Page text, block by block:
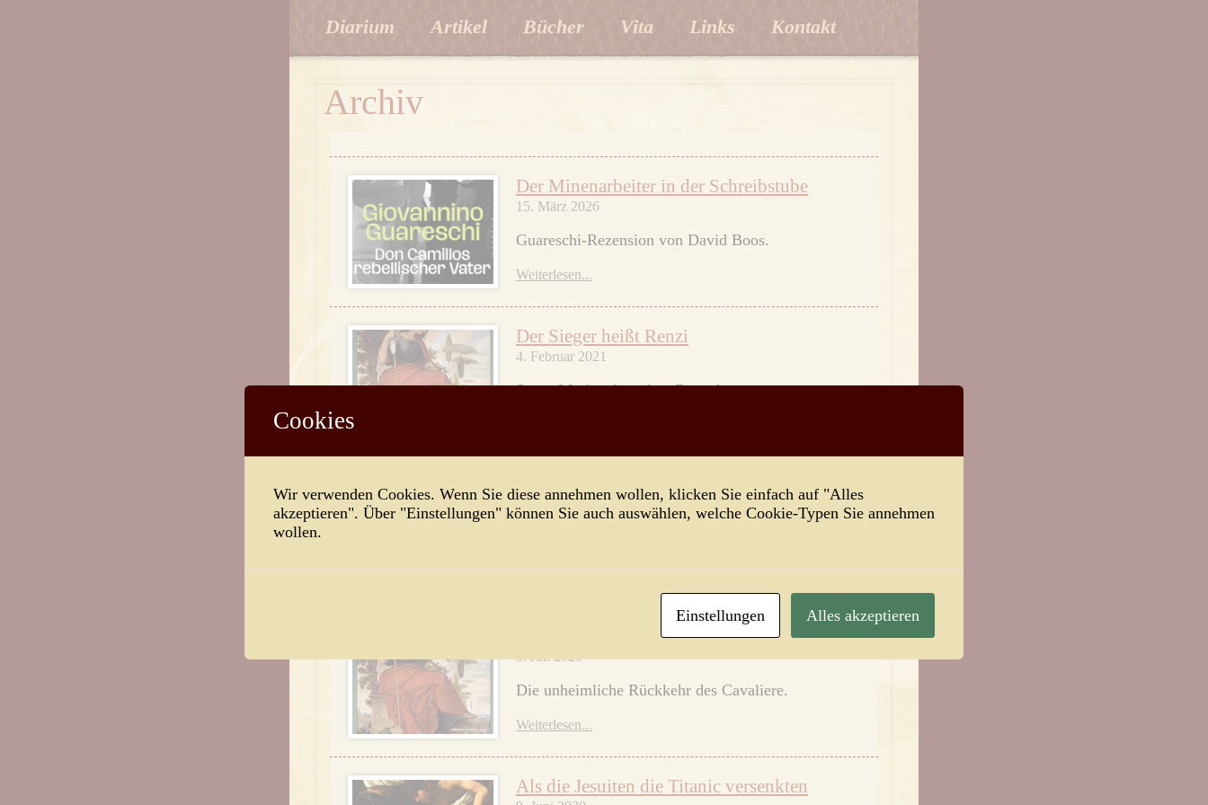
Diarium Artikel Bücher Vita Links Kontakt
Archiv
Der Minenarbeiter in der Schreibstube
15. März 2026
Guareschi-Rezension von David Boos.
Weiterlesen...
Der Sieger heißt Renzi
4. Februar 2021
Super Mario, aber ohne Bazooka.
Morricone, eine Erinnerung
7. Juli 2020
Weiterlesen...
Berlusconi – ein Justizopfer?
3. Juli 2020
Die unheimliche Rückkehr des Cavaliere.
Weiterlesen...
Als die Jesuiten die Titanic versenkten
Cookies
Wir verwenden Cookies. Wenn Sie diese annehmen wollen, klicken Sie einfach auf "Alles
akzeptieren". Über "Einstellungen" können Sie auch auswählen, welche Cookie-Typen Sie annehmen
wollen.
Einstellungen Alles akzeptieren